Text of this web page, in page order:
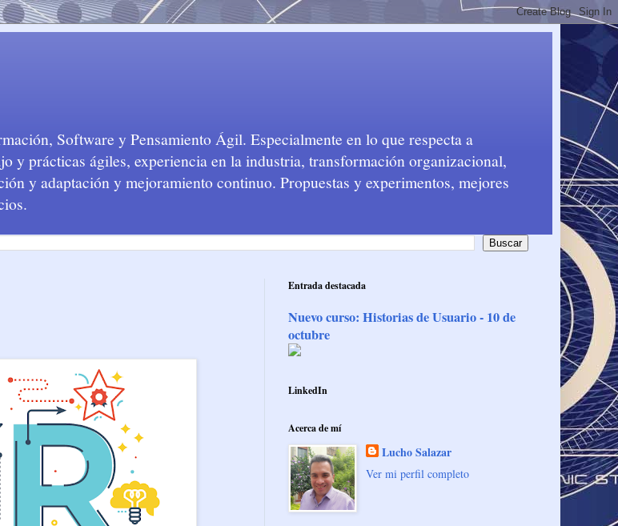
Software y Pensamiento Ágil. Especialmente en lo que respecta a
y prácticas ágiles, experiencia en la industria, transformación organizacional,
y adaptación y mejoramiento continuo. Propuestas y experimentos, mejores
Entrada destacada
Nuevo curso: Historias de Usuario - 10 de
octubre
LinkedIn
Acerca de mí
Lucho Salazar
Ver mi perfil completo